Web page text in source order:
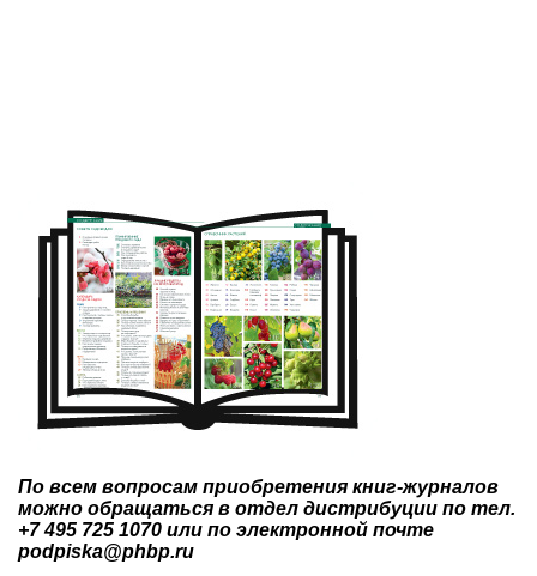
По всем вопросам приобретения книг-журналов
можно обращаться в отдел дистрибуции по тел.
+7 495 725 1070 или по электронной почте
podpiska@phbp.ru